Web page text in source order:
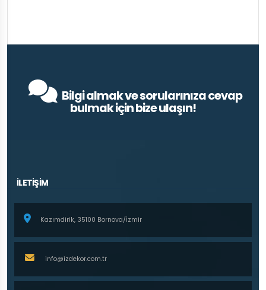
Bilgi almak ve sorularınıza cevap
bulmak için bize ulaşın!
İLETİŞİM
Kazımdirik, 35100 Bornova/İzmir
info@izdekor.com.tr